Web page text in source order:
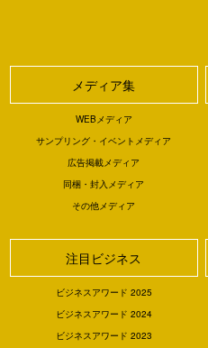
メディア集
WEBメディア
サンプリング・イベントメディア
広告掲載メディア
同梱・封入メディア
その他メディア
注目ビジネス
ビジネスアワード 2025
ビジネスアワード 2024
ビジネスアワード 2023